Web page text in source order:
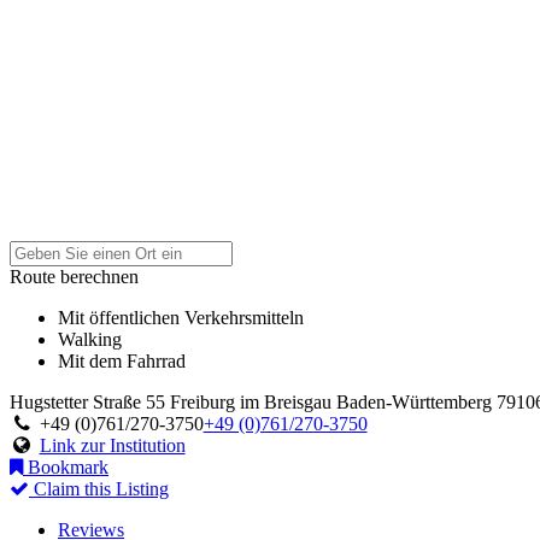
Route berechnen
Mit öffentlichen Verkehrsmitteln
Walking
Mit dem Fahrrad
Hugstetter Straße 55 Freiburg im Breisgau Baden-Württemberg
+49 (0)761/270-3750+49 (0)761/270-3750
Link zur Institution
Bookmark
Claim this Listing
Reviews